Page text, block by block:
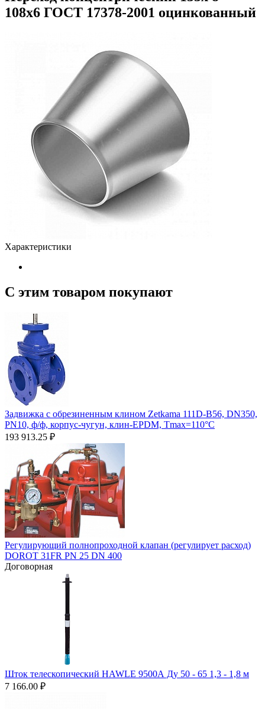
108х6 ГОСТ 17378-2001 оцинкованный
Характеристики
С этим товаром покупают
Задвижка с обрезиненным клином Zetkama 111D-B56, DN350,
PN10, ф/ф, корпус-чугун, клин-EPDM, Tmax=110°С
193 913.25 ₽
Регулирующий полнопроходной клапан (регулирует расход)
DOROT 31FR PN 25 DN 400
Договорная
Шток телескопический HAWLE 9500А Ду 50 - 65 1,3 - 1,8 м
7 166.00 ₽